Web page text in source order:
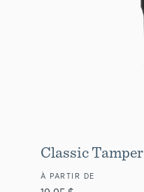
Classic Tamper
À PARTIR DE